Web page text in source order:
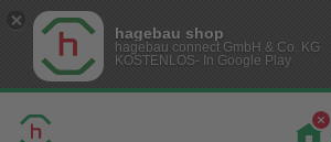
hagebau shop
hagebau connect GmbH & Co. KG
KOSTENLOS- In Google Play